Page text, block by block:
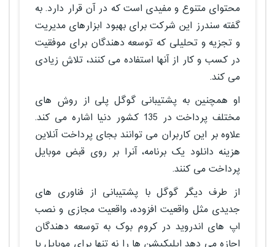
محتوای متنوع و مفیدی است که در آن قرار دارد. به
گفته سندرز این شرکت برای بهبود ابزارهای مدیریت
و تجزیه و تحلیلی که توسعه دهندگان برای موفقیت
در کسب و کار از آنها استفاده می کنند، تلاش زیادی
می کند.
او همچنین به پشتیبانی گوگل پلی از روش های
مختلف پرداخت در 135 کشور دنیا اشاره می کند.
علاوه بر این کاربران می توانند بجای پرداخت آنلاین
هزینه دانلود یک برنامه، آنرا بر روی قبض موبایل
پرداخت می کنند.
از طرف دیگر گوگل با پشتیبانی از فناوری های
جدیدی مثل واقعیت افزوده، واقعیت مجازی و نصب
اپ های اندروید در کروم بوک به توسعه دهندگان